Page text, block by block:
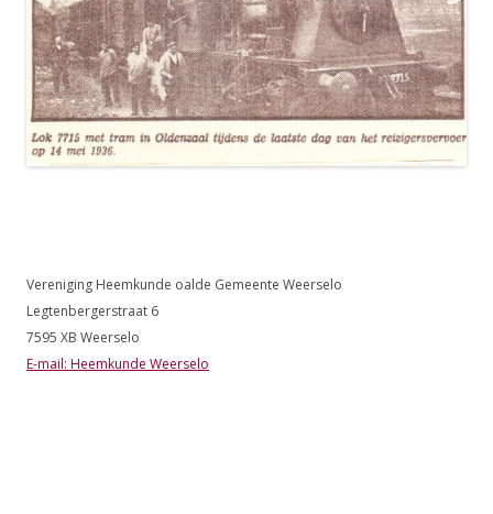
Vereniging Heemkunde oalde Gemeente Weerselo
Legtenbergerstraat 6
7595 XB Weerselo
E-mail: Heemkunde Weerselo